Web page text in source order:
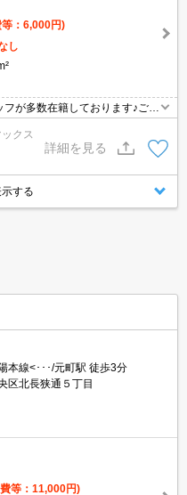
：6,000円)
し
が多数在籍しております♪ご要
！初期費用クレジット支払可
等弊社に一度も来店せずとも
載されている物件も全てご紹介
全て申し付けください★
クス
詳細を見る
する
本線<･･･/元町駅 徒歩3分
区北長狭通５丁目
等：11,000円)